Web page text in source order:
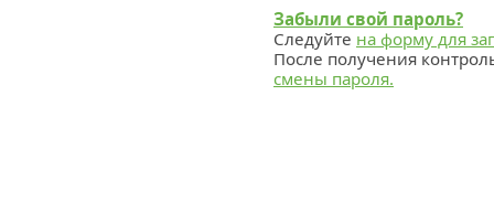
Забыли свой пароль?
Следуйте на форму для
После получения
смены пароля.